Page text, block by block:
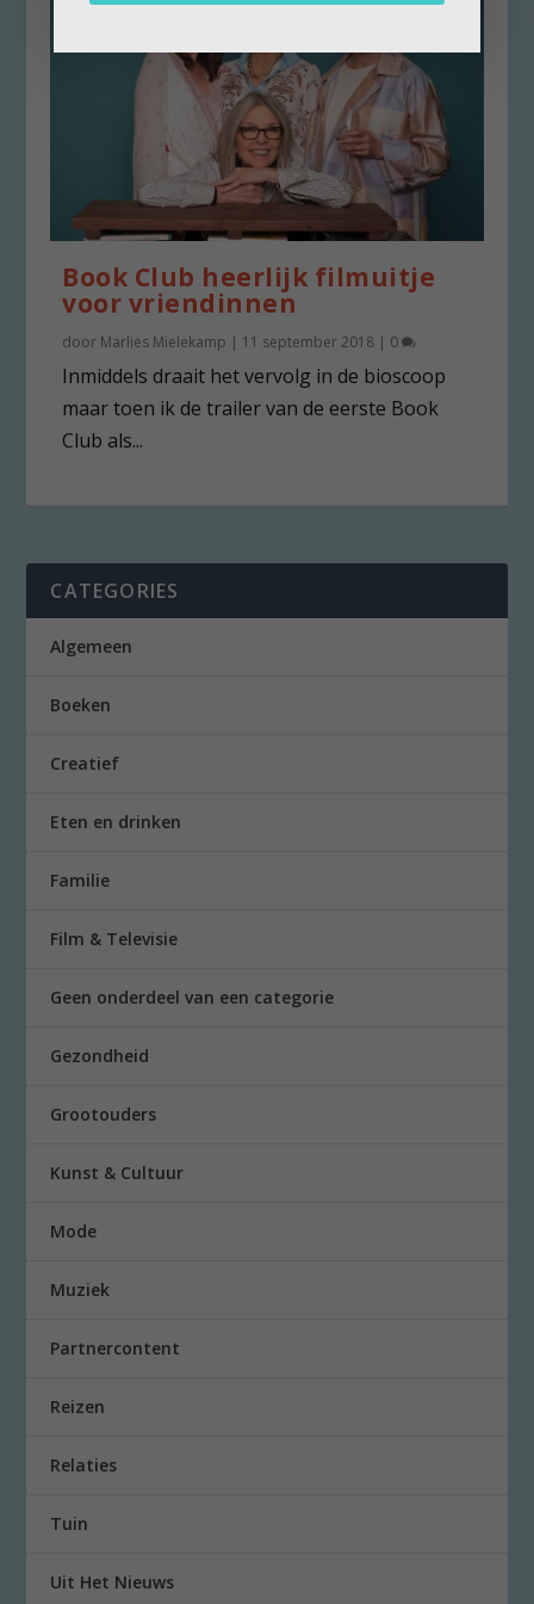
Book Club heerlijk filmuitje
voor vriendinnen
door Marlies Mielekamp | 11 september 2018 | 0
Inmiddels draait het vervolg in de bioscoop
maar toen ik de trailer van de eerste Book
Club als...
CATEGORIES
Algemeen
Boeken
Creatief
Eten en drinken
Familie
Film & Televisie
Geen onderdeel van een categorie
Gezondheid
Grootouders
Kunst & Cultuur
Mode
Muziek
Partnercontent
Reizen
Relaties
Tuin
Uit Het Nieuws